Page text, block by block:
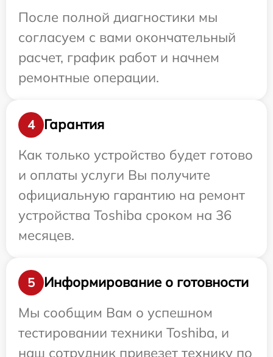
После полной диагностики мы
согласуем с вами окончательный
расчет, график работ и начнем
ремонтные операции.
4
Гарантия
Как только устройство будет готово
и оплаты услуги Вы получите
официальную гарантию на ремонт
устройства Toshiba сроком на 36
месяцев.
5
Информирование о готовности
Мы сообщим Вам о успешном
тестировании техники Toshiba, и
наш сотрудник привезет технику по